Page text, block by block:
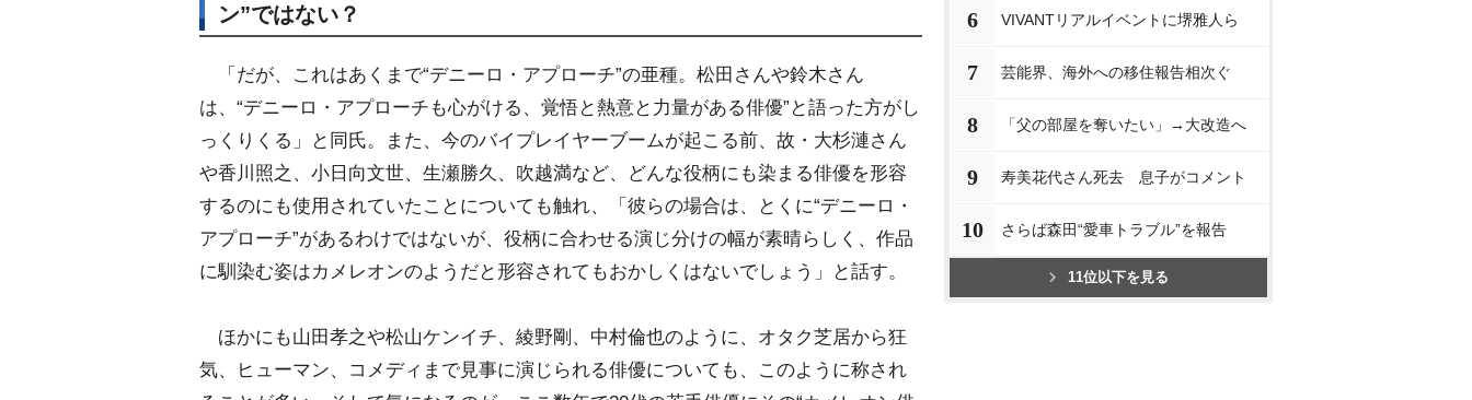
ン”ではない？
「だが、これはあくまで“デニーロ・アプローチ”の亜種。松田さんや鈴木さん
は、“デニーロ・アプローチも心がける、覚悟と熱意と力量がある俳優”と語った方がし
っくりくる」と同氏。また、今のバイプレイヤーブームが起こる前、故・大杉漣さん
香川照之、小日向文世、生瀬勝久、吹越満など、どんな役柄にも染まる俳優を形容
するのにも使用されていたことについても触れ、「彼らの場合は、とくに“デニーロ・
アプローチ”があるわけではないが、役柄に合わせる演じ分けの幅が素晴らしく、作品
に馴染む姿はカメレオンのようだと形容されてもおかしくはないでしょう」と話す。
ほかにも山田孝之や松山ケンイチ、綾野剛、中村倫也のように、オタク芝居から狂
気、ヒューマン、コメディまで見事に演じられる俳優についても、このように称され
6 VIVANTリアルイベントに堺雅人ら
7 芸能界、海外への移住報告相次ぐ
8 「父の部屋を奪いたい」→大改造へ
9 寿美花代さん死去 息子がコメント
10 さらば森田“愛車トラブル”を報告
11位以下を見る